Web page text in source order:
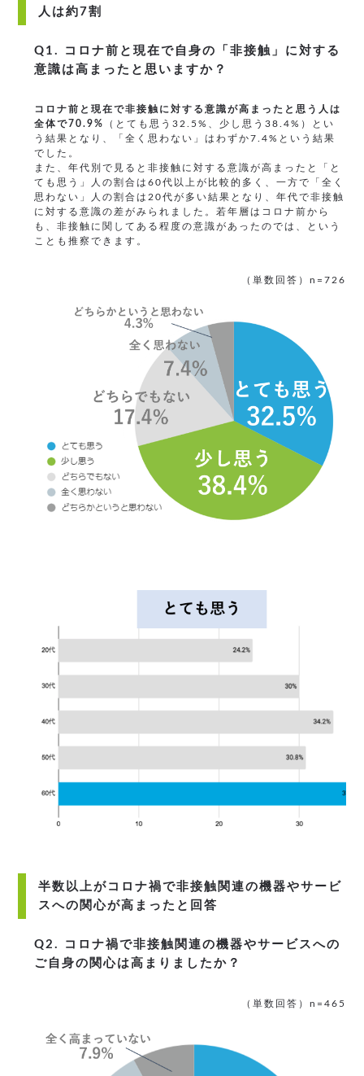
人は約7割
Q1. コロナ前と現在で自身の「非接触」に対する
意識は高まったと思いますか？
コロナ前と現在で非接触に対する意識が高まったと思う人は
全体で70.9%
（とても思う32.5%、少し思う38.4%）とい
う結果となり、「全く思わない」はわずか7.4%という結果
でした。
また、年代別で見ると非接触に対する意識が高まったと「と
ても思う」人の割合は60代以上が比較的多く、一方で「全く
思わない」人の割合は20代が多い結果となり、年代で非接触
に対する意識の差がみられました。若年層はコロナ前から
も、非接触に関してある程度の意識があったのでは、という
ことも推察できます。
（単数回答）n=726
半数以上がコロナ禍で非接触関連の機器やサービ
スへの関心が高まったと回答
Q2. コロナ禍で非接触関連の機器やサービスへの
ご自身の関心は高まりましたか？
（単数回答）n=465